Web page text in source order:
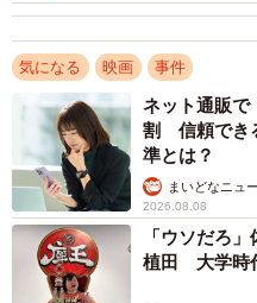
気になる 映画 事件
ネット通販で
割 信頼でき
準とは？
まいどなニュ
2026.08.08
「ウソだろ
植田 大学時